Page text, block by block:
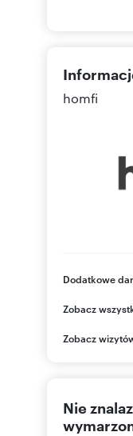
homfi
Dodatkowe
Kraków
PL
Zobacz
Zobacz
Nie